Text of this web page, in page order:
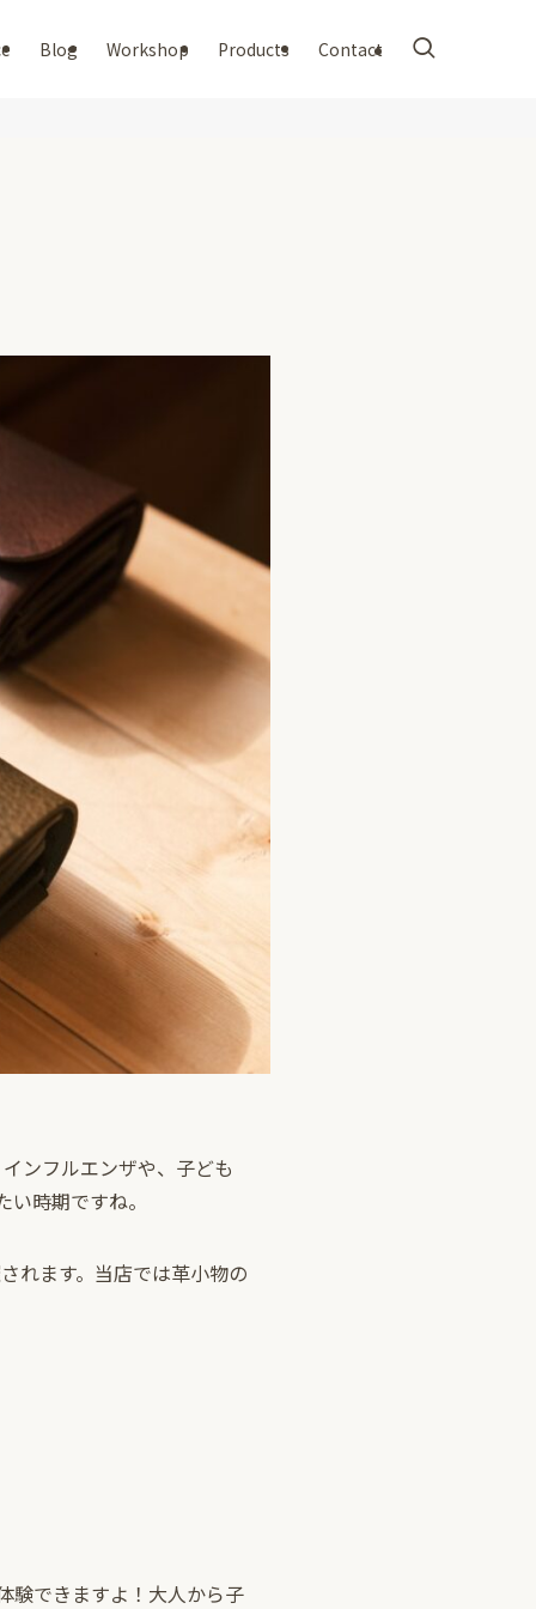
Blog Workshop Products Contact
ンフルエンザや、子ども
時期ですね。
れます。当店では革小物の
験できますよ！大人から子